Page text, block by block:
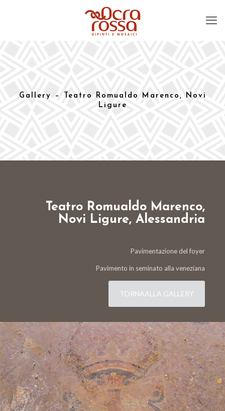
Gallery – Teatro Romualdo Marenco, Novi
Ligure
Teatro Romualdo Marenco,
Novi Ligure, Alessandria
Pavimentazione del foyer
Pavimento in seminato alla veneziana
TORNAALLA GALLERY